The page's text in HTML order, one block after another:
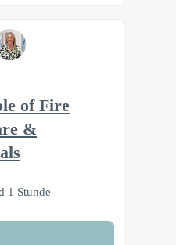
of Fire
&
1 Stunde